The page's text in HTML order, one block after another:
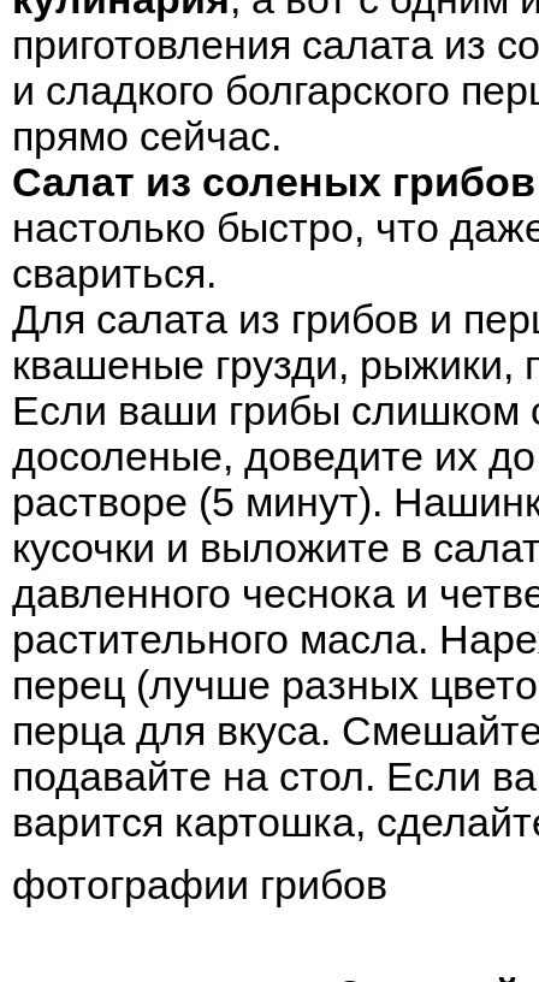
приготовления салата из
и сладкого болгарского
прямо сейчас.
Салат из соленых грибов
настолько быстро, что
свариться.
Для салата из грибов и
квашеные грузди, рыжики,
Если ваши грибы слишком
досоленые, доведите их
растворе (5 минут).
кусочки и выложите в
давленного чеснока и
растительного масла.
перец (лучше разных
перца для вкуса.
подавайте на стол. Если
варится картошка,
фотографии грибов